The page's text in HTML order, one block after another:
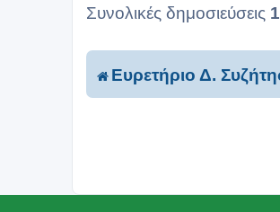
Συνολικές δημοσιεύσεις
Ευρετήριο Δ.